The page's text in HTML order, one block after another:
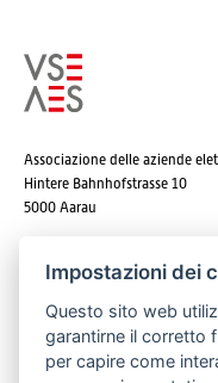
Associazione delle aziende
Hintere Bahnhofstrasse 10
5000 Aarau
E-mail:info@strom.ch
Impostazioni dei
Questo sito web
garantirne il corretto
per capire come